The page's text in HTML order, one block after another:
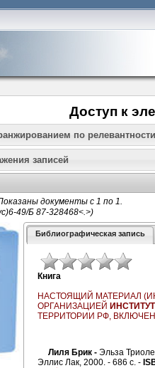
Доступ к
по релевантности
записей
документы с 1 по 1.
Библиографическая запись
Книга
НАСТОЯЩИЙ МАТЕРИАЛ
ОРГАНИЗАЦИЕЙ
ТЕРРИТОРИИ РФ,
Лиля Брик - Эльза
Эллис Лак, 2000. - 686 с. -